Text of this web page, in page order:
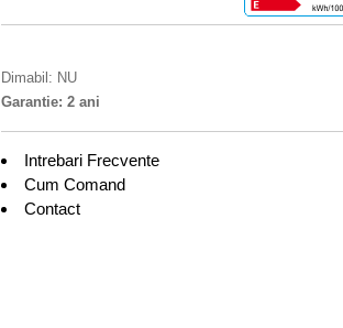
Dimabil: NU
Garantie: 2 ani
Intrebari Frecvente
Cum Comand
Contact